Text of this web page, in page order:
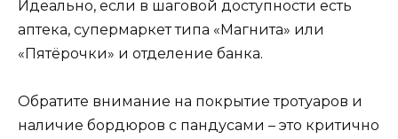
Идеально, если в шаговой доступности есть
аптека, супермаркет типа «Магнита» или
«Пятёрочки» и отделение банка.
Обратите внимание на покрытие тротуаров и
наличие бордюров с пандусами – это критично